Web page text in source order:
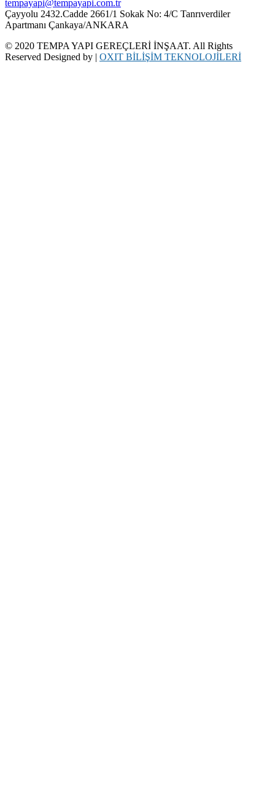
tempayapi@tempayapi.com.tr
Çayyolu 2432.Cadde 2661/1 Sokak No: 4/C Tanrıverdiler
Apartmanı Çankaya/ANKARA
© 2020 TEMPA YAPI GEREÇLERİ İNŞAAT. All Rights
Reserved Designed by | OXIT BİLİŞİM TEKNOLOJİLERİ